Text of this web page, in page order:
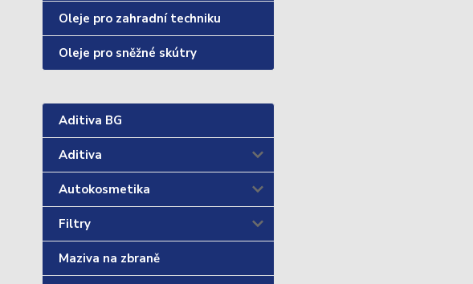
Oleje pro zahradní techniku
Oleje pro sněžné skútry
Aditiva BG
Aditiva
Autokosmetika
Filtry
Maziva na zbraně